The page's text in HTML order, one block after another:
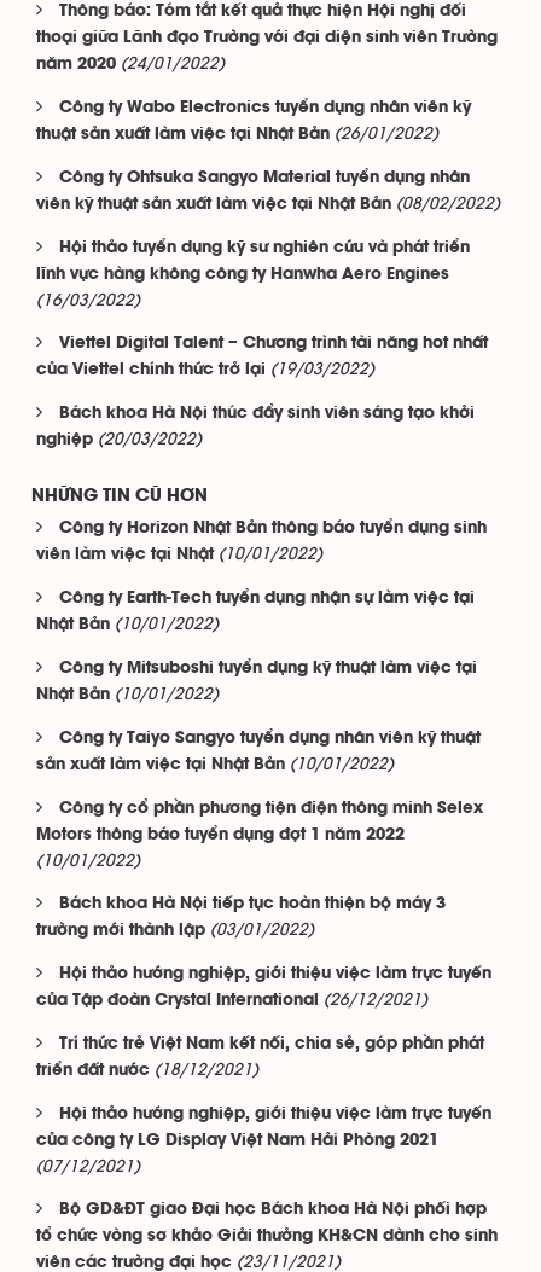
Thông báo: Tóm tắt kết quả thực hiện Hội nghị đối
thoại giữa Lãnh đạo Trường với đại diện sinh viên Trường
năm 2020 (24/01/2022)
Công ty Wabo Electronics tuyển dụng nhân viên kỹ
thuật sản xuất làm việc tại Nhật Bản (26/01/2022)
Công ty Ohtsuka Sangyo Material tuyển dụng nhân
viên kỹ thuật sản xuất làm việc tại Nhật Bản (08/02/2022)
Hội thảo tuyển dụng kỹ sư nghiên cứu và phát triển
lĩnh vực hàng không công ty Hanwha Aero Engines
(16/03/2022)
Viettel Digital Talent – Chương trình tài năng hot nhất
của Viettel chính thức trở lại (19/03/2022)
Bách khoa Hà Nội thúc đẩy sinh viên sáng tạo khởi
nghiệp (20/03/2022)
NHỮNG TIN CŨ HƠN
Công ty Horizon Nhật Bản thông báo tuyển dụng sinh
viên làm việc tại Nhật (10/01/2022)
Công ty Earth-Tech tuyển dụng nhận sự làm việc tại
Nhật Bản (10/01/2022)
Công ty Mitsuboshi tuyển dụng kỹ thuật làm việc tại
Nhật Bản (10/01/2022)
Công ty Taiyo Sangyo tuyển dụng nhân viên kỹ thuật
sản xuất làm việc tại Nhật Bản (10/01/2022)
Công ty cổ phần phương tiện điện thông minh Selex
Motors thông báo tuyển dụng đợt 1 năm 2022
(10/01/2022)
Bách khoa Hà Nội tiếp tục hoàn thiện bộ máy 3
trường mới thành lập (03/01/2022)
Hội thảo hướng nghiệp, giới thiệu việc làm trực tuyến
của Tập đoàn Crystal International
(26/12/2021)
Trí thức trẻ Việt Nam kết nối, chia sẻ, góp phần phát
triển đất nước (18/12/2021)
Hội thảo hướng nghiệp, giới thiệu việc làm trực tuyến
của công ty LG Display Việt Nam Hải Phòng 2021
(07/12/2021)
Bộ GD&ĐT giao Đại học Bách khoa Hà Nội phối hợp
tổ chức vòng sơ khảo Giải thưởng KH&CN dành cho sinh
viên các trường đại học (23/11/2021)